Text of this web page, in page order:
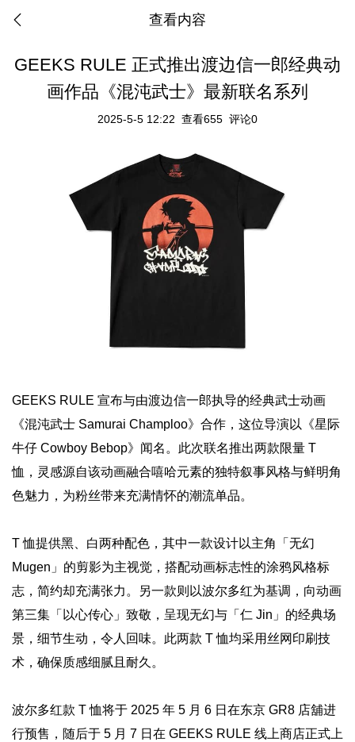
查看内容
GEEKS RULE 正式推出渡边信一郎经典动
画作品《混沌武士》最新联名系列
2025-5-5 12:22 查看655 评论0
GEEKS RULE 宣布与由渡边信一郎执导的经典武士动画
《混沌武士 Samurai Champloo》合作，这位导演以《星际
牛仔 Cowboy Bebop》闻名。此次联名推出两款限量 T
恤，灵感源自该动画融合嘻哈元素的独特叙事风格与鲜明角
色魅力，为粉丝带来充满情怀的潮流单品。
T 恤提供黑、白两种配色，其中一款设计以主角「无幻
Mugen」的剪影为主视觉，搭配动画标志性的涂鸦风格标
志，简约却充满张力。另一款则以波尔多红为基调，向动画
第三集「以心传心」致敬，呈现无幻与「仁 Jin」的经典场
景，细节生动，令人回味。此两款 T 恤均采用丝网印刷技
术，确保质感细腻且耐久。
波尔多红款 T 恤将于 2025 年 5 月 6 日在东京 GR8 店舖进
行预售，随后于 5 月 7 日在 GEEKS RULE 线上商店正式上